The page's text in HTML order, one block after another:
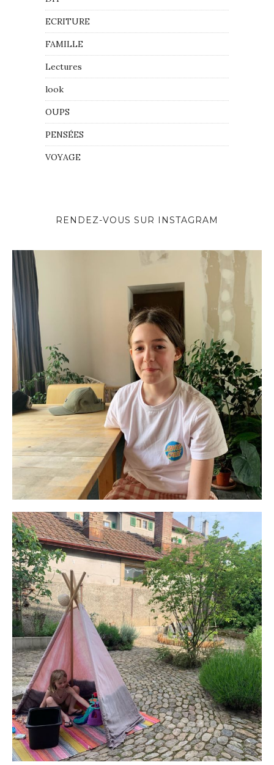
ECRITURE
FAMILLE
Lectures
look
OUPS
PENSÉES
VOYAGE
RENDEZ-VOUS SUR INSTAGRAM